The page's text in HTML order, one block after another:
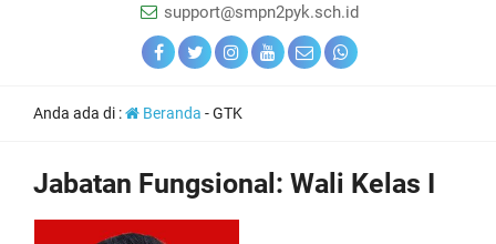
support@smpn2pyk.sch.id
Anda ada di : Beranda -GTK
Jabatan Fungsional: Wali Kelas I